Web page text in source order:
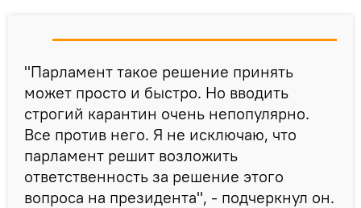
"Парламент такое решение принять
может просто и быстро. Но вводить
строгий карантин очень непопулярно.
Все против него. Я не исключаю, что
парламент решит возложить
ответственность за решение этого
вопроса на президента", - подчеркнул он.